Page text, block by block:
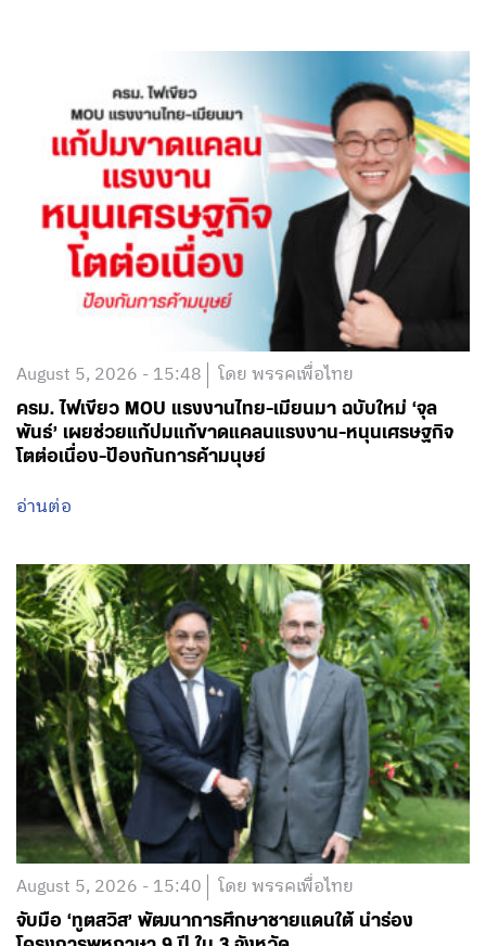
August 5, 2026 - 15:48 โดย พรรคเพื่อไทย
ครม. ไฟเขียว MOU แรงงานไทย-เมียนมา ฉบับใหม่ ‘จุล
พันธ์’ เผยช่วยแก้ปมแก้ขาดแคลนแรงงาน-หนุนเศรษฐกิจ
โตต่อเนื่อง-ป้องกันการค้ามนุษย์
อ่านต่อ
August 5, 2026 - 15:40 โดย พรรคเพื่อไทย
จับมือ ‘ทูตสวิส’ พัฒนาการศึกษาชายแดนใต้ นำร่อง